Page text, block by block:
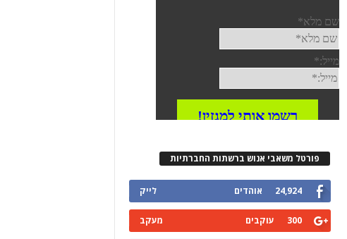
פורטל משאבי אנוש ברשתות החברתיות
24,924 אוהדים לייק
300 עוקבים מעקב